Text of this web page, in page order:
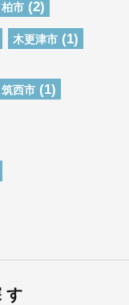
柏市 (2)
木更津市 (1)
筑西市 (1)